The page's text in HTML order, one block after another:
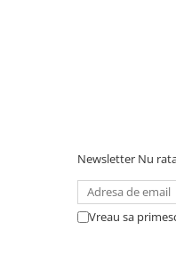
Newsletter Nu
Vreau sa